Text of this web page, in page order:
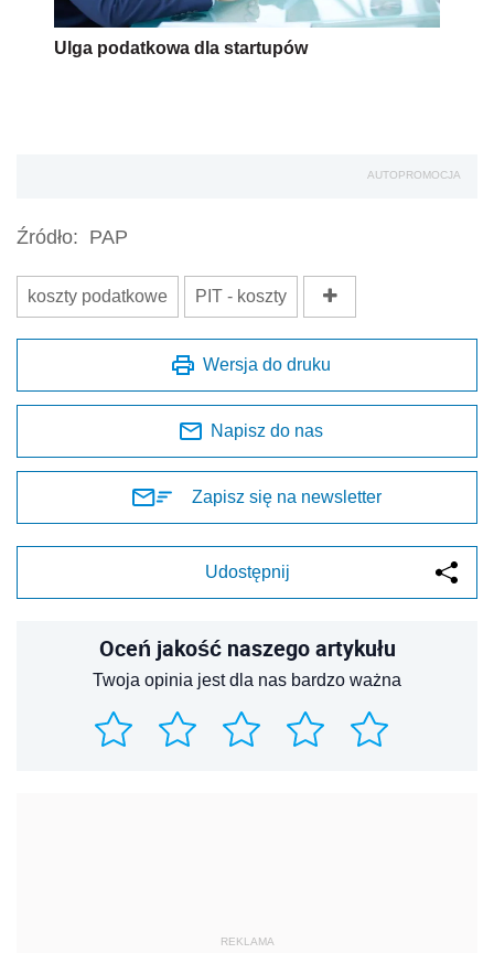
Ulga podatkowa dla startupów
AUTOPROMOCJA
Źródło: PAP
koszty podatkowe PIT - koszty
Wersja do druku
Napisz do nas
Zapisz się na newsletter
Udostępnij
Oceń jakość naszego artykułu
Twoja opinia jest dla nas bardzo ważna
REKLAMA